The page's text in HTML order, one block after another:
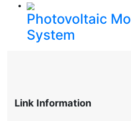
Photovoltaic
System
Link Information